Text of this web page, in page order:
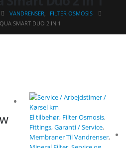
VANDRENSER,
FILTER OSMOSIS
SMART DUO 2 IN 1
El tilbehør, Filter Osmosis,
Fittings,Garanti / Service,
Membraner Til Vandrenser,